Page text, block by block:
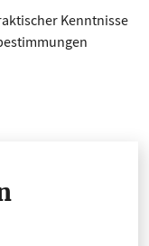
Kenntnisse